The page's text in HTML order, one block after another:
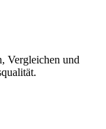
Vergleichen und